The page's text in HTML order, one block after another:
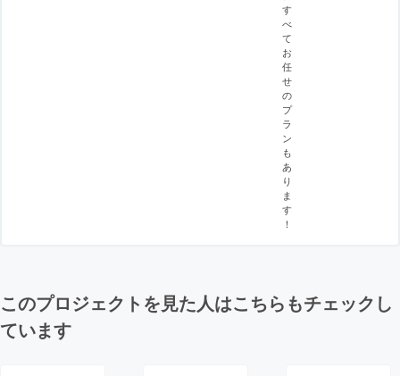
す
べ
て
お
任
せ
の
プ
ラ
ン
も
あ
り
ま
す
！
このプロジェクトを見た人はこちらもチェックし
ています